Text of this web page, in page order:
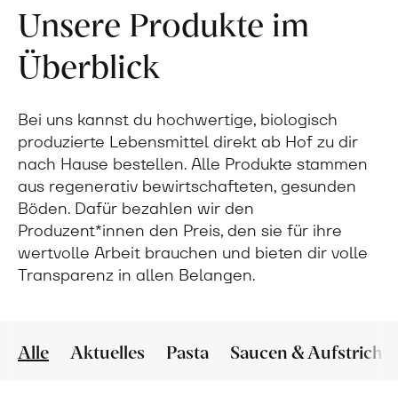
Unsere Produkte im
Überblick
Bei uns kannst du hochwertige, biologisch
produzierte Lebensmittel direkt ab Hof zu dir
nach Hause bestellen. Alle Produkte stammen
aus regenerativ bewirtschafteten, gesunden
Böden. Dafür bezahlen wir den
Produzent*innen den Preis, den sie für ihre
wertvolle Arbeit brauchen und bieten dir volle
Transparenz in allen Belangen.
Alle Aktuelles Pasta Saucen & Aufstriche